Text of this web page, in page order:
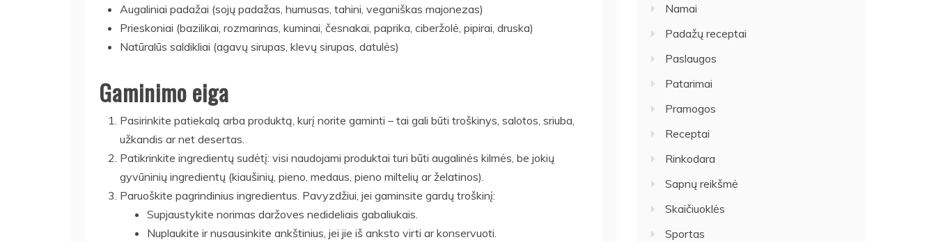
Augaliniai padažai (sojų padažas, humusas, tahini, veganiškas majonezas)
Prieskoniai (bazilikai, rozmarinas, kuminai, česnakai, paprika, ciberžolė, pipirai, druska)
Natūralūs saldikliai (agavų sirupas, klevų sirupas, datulės)
Gaminimo eiga
Pasirinkite patiekalą arba produktą, kurį norite gaminti – tai gali būti troškinys, salotos, sriuba,
užkandis ar net desertas.
Patikrinkite ingredientų sudėtį: visi naudojami produktai turi būti augalinės kilmės, be jokių
gyvūninių ingredientų (kiaušinių, pieno, medaus, pieno miltelių ar želatinos).
Paruoškite pagrindinius ingredientus. Pavyzdžiui, jei gaminsite gardų troškinį:
Supjaustykite norimas daržoves nedideliais gabaliukais.
Nuplaukite ir nusausinkite ankštinius, jei jie iš anksto virti ar konservuoti.
Namai
Padažų receptai
Paslaugos
Patarimai
Pramogos
Receptai
Rinkodara
Sapnų reikšmė
Skaičiuoklės
Sportas